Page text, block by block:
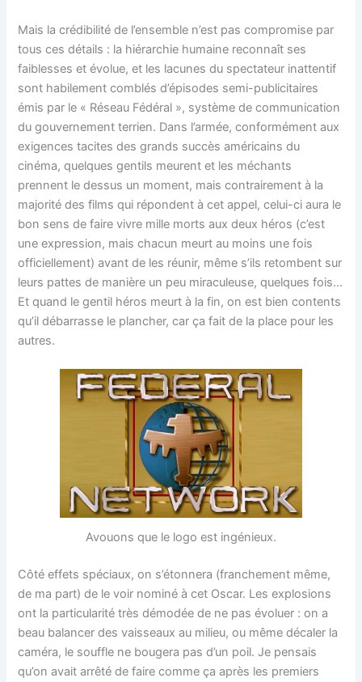
Mais la crédibilité de l’ensemble n’est pas compromise par
tous ces détails : la hiérarchie humaine reconnaît ses
faiblesses et évolue, et les lacunes du spectateur inattentif
sont habilement comblés d’épisodes semi-publicitaires
émis par le « Réseau Fédéral », système de communication
du gouvernement terrien. Dans l’armée, conformément aux
exigences tacites des grands succès américains du
cinéma, quelques gentils meurent et les méchants
prennent le dessus un moment, mais contrairement à la
majorité des films qui répondent à cet appel, celui-ci aura le
bon sens de faire vivre mille morts aux deux héros (c’est
une expression, mais chacun meurt au moins une fois
officiellement) avant de les réunir, même s’ils retombent sur
leurs pattes de manière un peu miraculeuse, quelques fois…
Et quand le gentil héros meurt à la fin, on est bien contents
qu’il débarrasse le plancher, car ça fait de la place pour les
autres.
Avouons que le logo est ingénieux.
Côté effets spéciaux, on s’étonnera (franchement même,
de ma part) de le voir nominé à cet Oscar. Les explosions
ont la particularité très démodée de ne pas évoluer : on a
beau balancer des vaisseaux au milieu, ou même décaler la
caméra, le souffle ne bougera pas d’un poil. Je pensais
qu’on avait arrêté de faire comme ça après les premiers